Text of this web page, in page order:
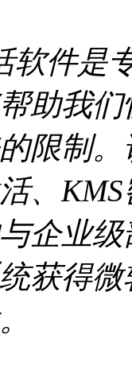
软件是
助我
限制
、
企业
获得